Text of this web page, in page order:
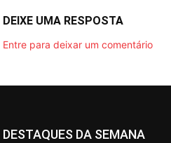
DEIXE UMA RESPOSTA
Entre para deixar um comentário
DESTAQUES DA SEMANA